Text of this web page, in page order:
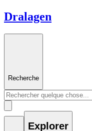
Dralagen
Recherche
Explorer